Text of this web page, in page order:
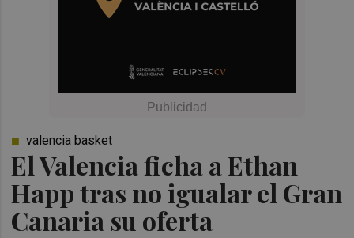
El Valencia ficha a Ethan
Happ tras no igualar el Gran
Canaria su oferta
valencia basket